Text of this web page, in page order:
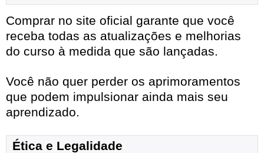
Comprar no site oficial garante que você
receba todas as atualizações e melhorias
do curso à medida que são lançadas.
Você não quer perder os aprimoramentos
que podem impulsionar ainda mais seu
aprendizado.
Ética e Legalidade